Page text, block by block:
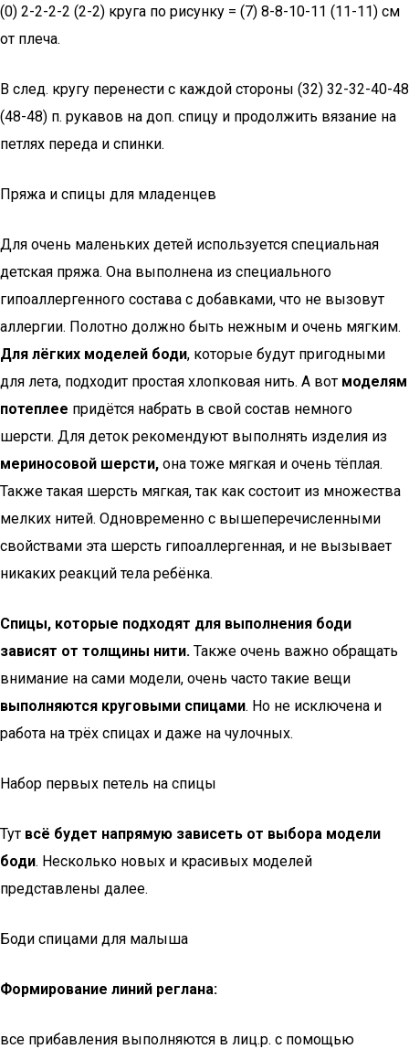
(0) 2-2-2-2 (2-2) круга по рисунку = (7) 8-8-10-11 (11-11) см
от плеча.
В след. кругу перенести с каждой стороны (32) 32-32-40-48
(48-48) п. рукавов на доп. спицу и продолжить вязание на
петлях переда и спинки.
Пряжа и спицы для младенцев
Для очень маленьких детей используется специальная
детская пряжа. Она выполнена из специального
гипоаллергенного состава с добавками, что не вызовут
аллергии. Полотно должно быть нежным и очень мягким.
Для лёгких моделей боди, которые будут пригодными
для лета, подходит простая хлопковая нить. А вот моделям
потеплее придётся набрать в свой состав немного
шерсти. Для деток рекомендуют выполнять изделия из
мериносовой шерсти, она тоже мягкая и очень тёплая.
Также такая шерсть мягкая, так как состоит из множества
мелких нитей. Одновременно с вышеперечисленными
свойствами эта шерсть гипоаллергенная, и не вызывает
никаких реакций тела ребёнка.
Спицы, которые подходят для выполнения боди
зависят от толщины нити. Также очень важно обращать
внимание на сами модели, очень часто такие вещи
выполняются круговыми спицами. Но не исключена и
работа на трёх спицах и даже на чулочных.
Набор первых петель на спицы
Тут всё будет напрямую зависеть от выбора модели
боди. Несколько новых и красивых моделей
представлены далее.
Боди спицами для малыша
Формирование линий реглана:
все прибавления выполняются в лиц.р. с помощью